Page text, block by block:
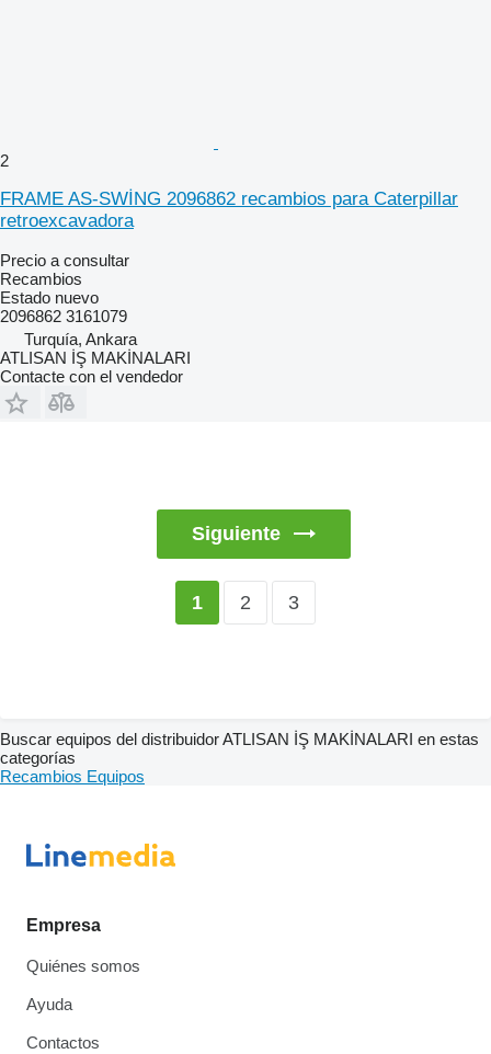
2
FRAME AS-SWİNG 2096862 recambios para Caterpillar
retroexcavadora
Precio a consultar
Recambios
Estado nuevo
2096862 3161079
Turquía, Ankara
ATLISAN İŞ MAKİNALARI
Contacte con el vendedor
Siguiente
1 2 3
Buscar equipos del distribuidor ATLISAN İŞ MAKİNALARI en estas
categorías
Recambios Equipos
Empresa
Quiénes somos
Ayuda
Contactos